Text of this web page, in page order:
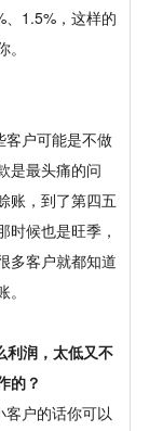
1.5%，这样的
客户可能是不做
是最头痛的问
账，到了第四五
时候也是旺季，
多客户就都知道
利润，太低又不
的？
户的话你可以